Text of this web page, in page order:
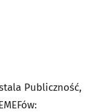
Publiczność,